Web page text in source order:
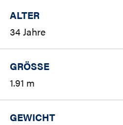
ALTER
34 Jahre
GRÖSSE
1.91 m
GEWICHT